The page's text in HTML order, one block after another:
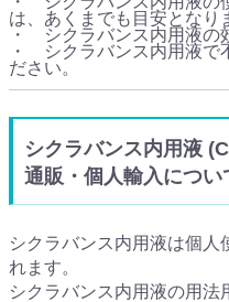
は、あくまでも目安となり
・ シクラバンス内用液の
・ シクラバンス内用液で
ださい。
シクラバンス内用液
通販・個人輸入につい
シクラバンス内用液は個人
れます。
シクラバンス内用液の用法